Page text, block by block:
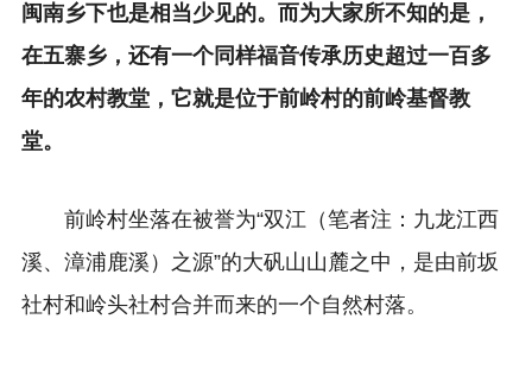
闽南乡下也是相当少见的。而为大家所不知的是，
在五寨乡，还有一个同样福音传承历史超过一百多
年的农村教堂，它就是位于前岭村的前岭基督教
堂。
前岭村坐落在被誉为“双江（笔者注：九龙江西
溪、漳浦鹿溪）之源”的大矾山山麓之中，是由前坂
社村和岭头社村合并而来的一个自然村落。